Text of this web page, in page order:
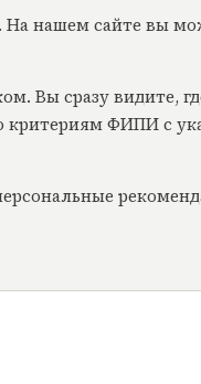
нашем сайте вы
Вы сразу видите,
критериям ФИПИ с